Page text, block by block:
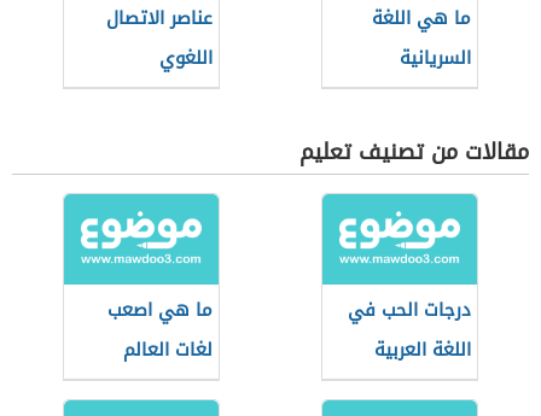
ما هي اللغة
السريانية
عناصر الاتصال
اللغوي
مقالات من تصنيف تعليم
درجات الحب في
اللغة العربية
ما هي اصعب
لغات العالم